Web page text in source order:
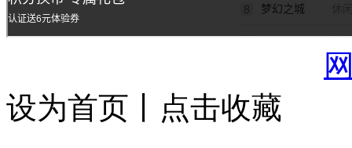
设为首页丨点击收藏